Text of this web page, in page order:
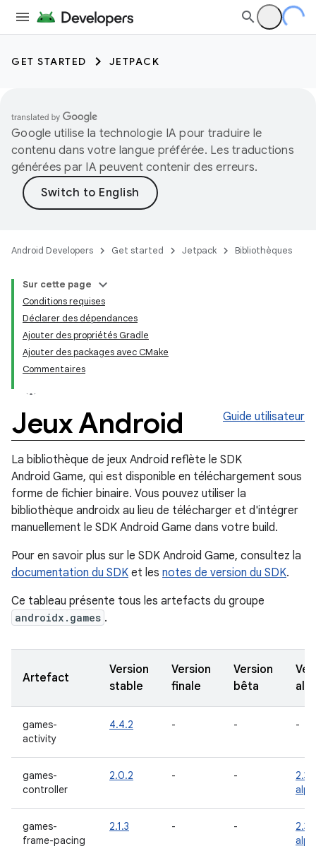
GET STARTED JETPACK
Google utilise la technologie IA pour traduire le
contenu dans votre langue préférée. Les traductions
générées par IA peuvent contenir des erreurs.
Android Developers Get started Jetpack Bibliothèques
Sur cette page
Conditions requises
Déclarer des dépendances
Ajouter des propriétés Gradle
Ajouter des packages avec CMake
Commentaires
Jeux Android Guide utilisateur
La bibliothèque de jeux Android reflète le SDK
Android Game, qui est disponible en téléchargement sous
forme de fichier binaire. Vous pouvez utiliser la
bibliothèque androidx au lieu de télécharger et d'intégrer
manuellement le SDK Android Game dans votre build.
Pour en savoir plus sur le SDK Android Game, consultez la
documentation du SDK et les notes de version du SDK.
Ce tableau présente tous les artefacts du groupe
androidx.games .
Artefact
Version
stable
Version
finale
Version
bêta
games-
activity
4.4.2 - - -
games-
controller
2.0.2 - -
games-
frame-pacing
2.1.3 - -